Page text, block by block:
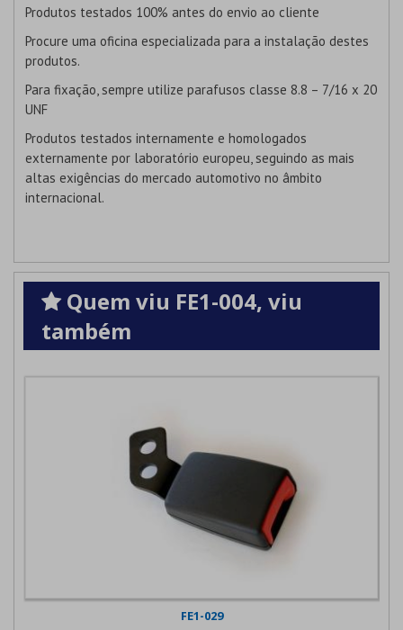
Produtos testados 100% antes do envio ao cliente
Procure uma oficina especializada para a instalação destes
produtos.
Para fixação, sempre utilize parafusos classe 8.8 – 7/16 x 20
UNF
Produtos testados internamente e homologados
externamente por laboratório europeu, seguindo as mais
altas exigências do mercado automotivo no âmbito
internacional.
Quem viu FE1-004, viu
também